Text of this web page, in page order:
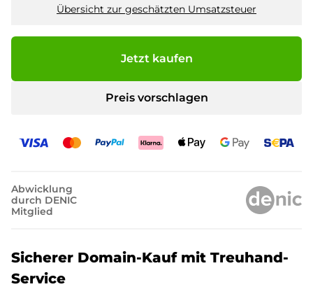
Übersicht zur geschätzten Umsatzsteuer
Jetzt kaufen
Preis vorschlagen
Abwicklung
durch DENIC
Mitglied
Sicherer Domain-Kauf mit Treuhand-
Service